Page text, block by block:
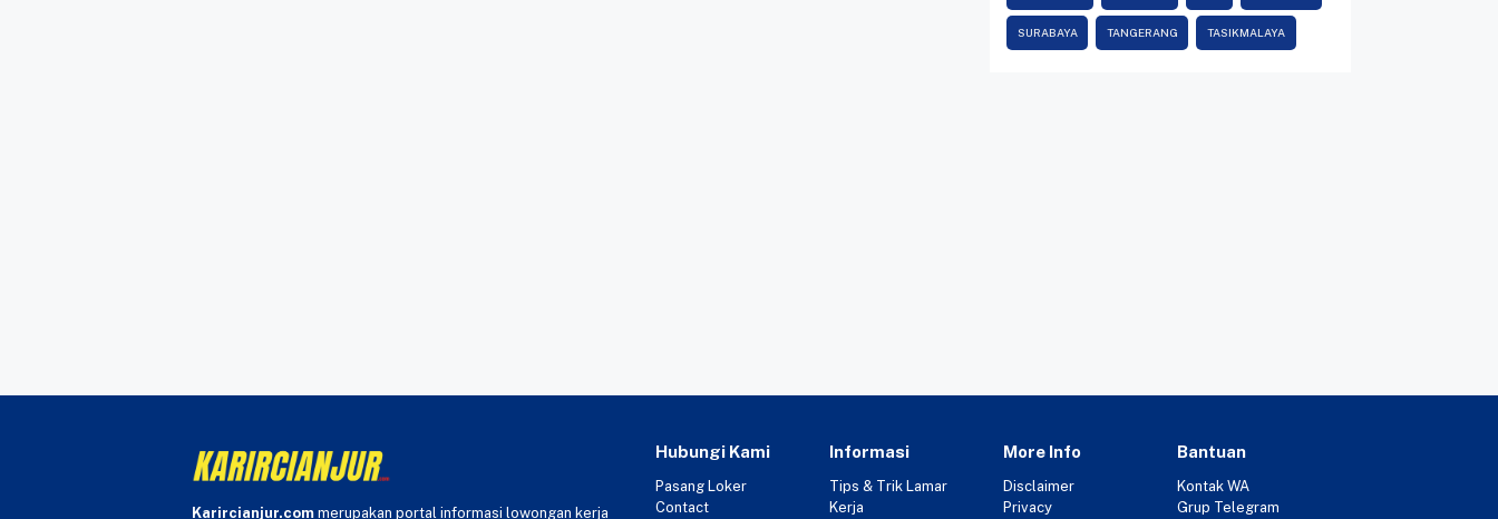
SURABAYA TANGERANG TASIKMALAYA
Karircianjur.com merupakan portal informasi lowongan kerja
Hubungi Kami
Pasang Loker
Contact
Informasi
Tips & Trik Lamar
Kerja
More Info
Disclaimer
Privacy
Bantuan
Kontak WA
Grup Telegram